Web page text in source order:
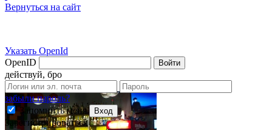
Вернуться на сайт
Указать OpenId
OpenID
Войти
действуй, бро
забыли пароль?
Запомнить меня
Вход
Зарегистрироваться